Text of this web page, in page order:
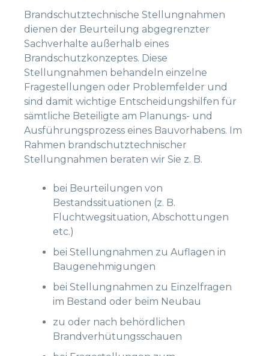
Brandschutztechnische Stellungnahmen
dienen der Beurteilung abgegrenzter
Sachverhalte außerhalb eines
Brandschutzkonzeptes. Diese
Stellungnahmen behandeln einzelne
Fragestellungen oder Problemfelder und
sind damit wichtige Entscheidungshilfen für
sämtliche Beteiligte am Planungs- und
Ausführungsprozess eines Bauvorhabens. Im
Rahmen brandschutztechnischer
Stellungnahmen beraten wir Sie z. B.
bei Beurteilungen von
Bestandssituationen (z. B.
Fluchtwegsituation, Abschottungen
etc.)
bei Stellungnahmen zu Auflagen in
Baugenehmigungen
bei Stellungnahmen zu Einzelfragen
im Bestand oder beim Neubau
zu oder nach behördlichen
Brandverhütungsschauen